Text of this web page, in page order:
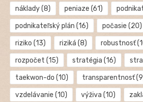
náklady(8) peniaze (61)
podnikateľský plán (16) počasie (20)
riziko (13) riziká (8) robustnosť
rozpočet (15) stratégia (16)
taekwon-do (10) transparentnosť
vzdelávanie (10) výživa (10)